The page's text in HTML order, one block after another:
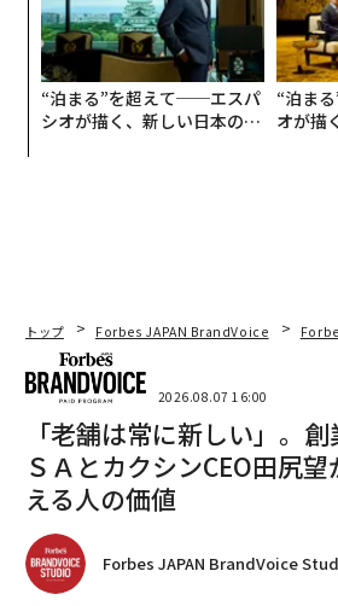
“泊まる”を超えて──エスパ
シオが描く、新しい日本のラ
“泊ま
オが描
トップ Forbes JAPAN BrandVoice
2026.08.07 16:00
「老舗は常に新しい」。
ＳＡとカクシンCEO田尻
える人の価値
Forbes JAPAN BrandVoice